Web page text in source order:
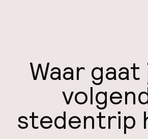
Waar
stedentrip